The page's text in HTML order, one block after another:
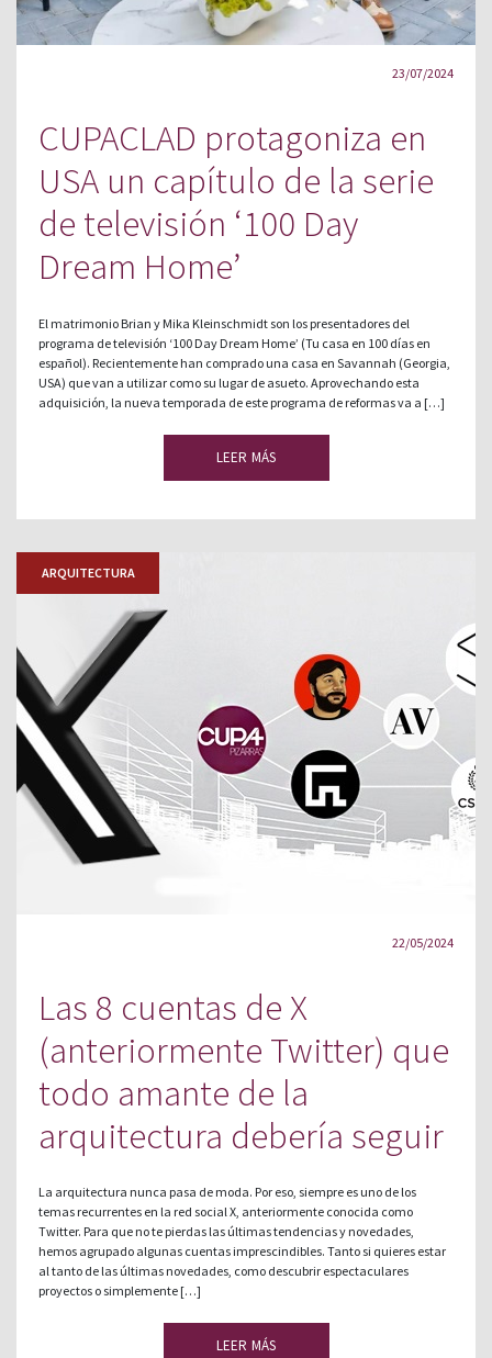
23/07/2024
CUPACLAD protagoniza en
USA un capítulo de la serie
de televisión ‘100 Day
Dream Home’
El matrimonio Brian y Mika Kleinschmidt son los presentadores del
programa de televisión ‘100 Day Dream Home’ (Tu casa en 100 días en
español). Recientemente han comprado una casa en Savannah (Georgia,
USA) que van a utilizar como su lugar de asueto. Aprovechando esta
adquisición, la nueva temporada de este programa de reformas va a […]
LEER MÁS
ARQUITECTURA
22/05/2024
Las 8 cuentas de X
(anteriormente Twitter) que
todo amante de la
arquitectura debería seguir
La arquitectura nunca pasa de moda. Por eso, siempre es uno de los
temas recurrentes en la red social X, anteriormente conocida como
Twitter. Para que no te pierdas las últimas tendencias y novedades,
hemos agrupado algunas cuentas imprescindibles. Tanto si quieres estar
al tanto de las últimas novedades, como descubrir espectaculares
proyectos o simplemente […]
LEER MÁS